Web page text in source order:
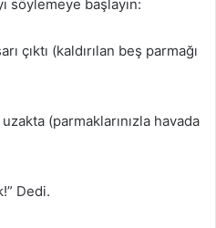
söylemeye başlayın:
çıktı (kaldırılan beş parmağı
(parmaklarınızla havada
Dedi.